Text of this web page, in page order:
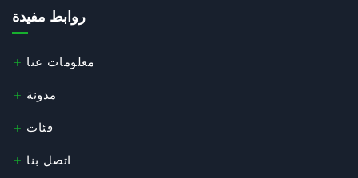
روابط مفيدة
معلومات عنا
مدونة
فئات
اتصل بنا